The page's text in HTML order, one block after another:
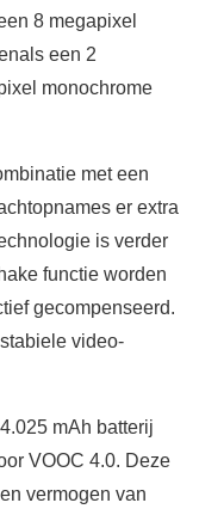
8 megapixel
een 2
monochrome
met een
er extra
is verder
functie worden
gecompenseerd.
video-
mAh batterij
VOOC 4.0. Deze
vermogen van